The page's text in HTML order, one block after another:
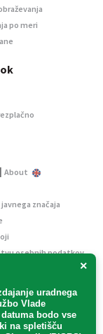
×
uradnega
Vlade
bodo vse
na spletišču
po meri
| About
značaja
osebnih podatkov